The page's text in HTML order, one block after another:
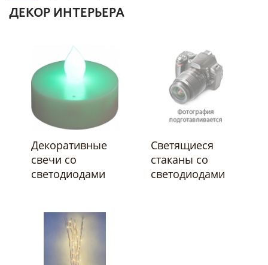
ДЕКОР ИНТЕРЬЕРА
Декоративные
свечи со
светодиодами
Светящиеся
стаканы со
светодиодами